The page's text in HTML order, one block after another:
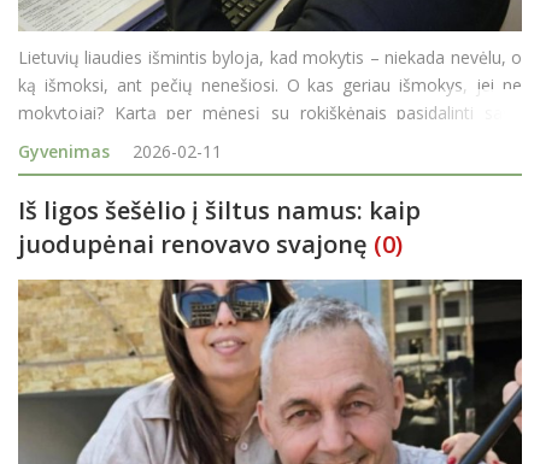
Lietuvių liaudies išmintis byloja, kad mokytis – niekada nevėlu, o
ką išmoksi, ant pečių nenešiosi. O kas geriau išmokys, jei ne
mokytojai? Kartą per mėnesį su rokiškėnais pasidalinti savo
išmintimi sutiko Rokiškio profesinio mokymo centro (RPMC
Gyvenimas 2026-02-11
Iš ligos šešėlio į šiltus namus: kaip
juodupėnai renovavo svajonę (0)